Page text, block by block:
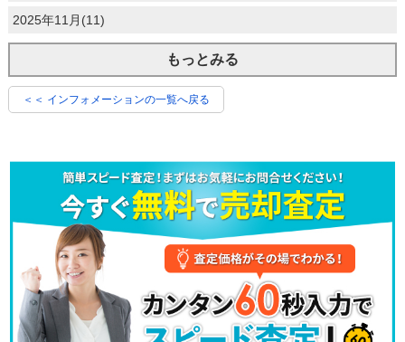
2025年11月(11)
もっとみる
＜＜ インフォメーションの一覧へ戻る